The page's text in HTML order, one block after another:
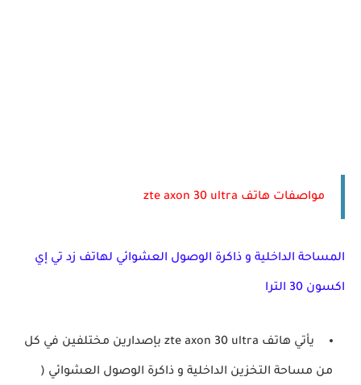
مواصفات هاتف zte axon 30 ultra
المساحة الداخلية و ذاكرة الوصول العشوائي لهاتف زد تي إي
اكسون 30 الترا
يأتي هاتف zte axon 30 ultra بإصدارين مختلفين في كل
من مساحة التخزين الداخلية و ذاكرة الوصول العشوائي (